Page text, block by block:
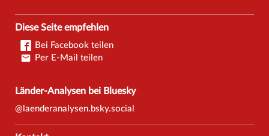
Diese Seite empfehlen
Bei Facebook teilen
Per E-Mail teilen
Länder-Analysen bei Bluesky
@laenderanalysen.bsky.social